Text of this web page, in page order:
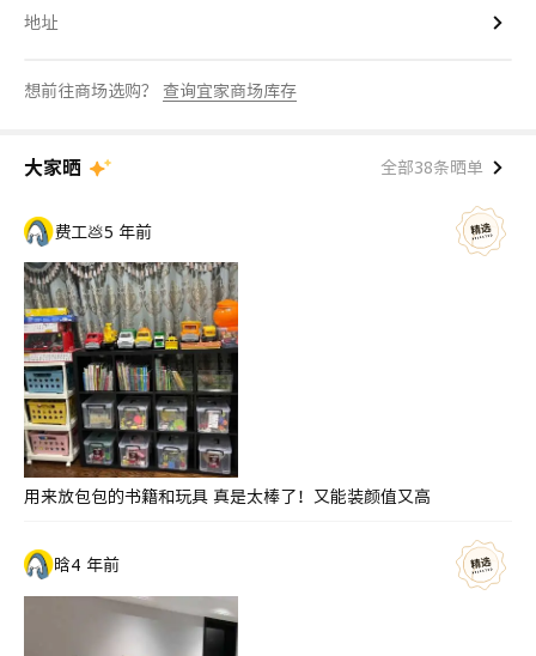
地址
想前往商场选购？ 查询宜家商场库存
大家晒 全部38条晒单
费工💩5 年前
用来放包包的书籍和玩具 真是太棒了！又能装颜值又高
晗4 年前